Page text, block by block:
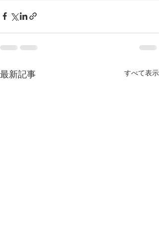
最新記事 すべて表示